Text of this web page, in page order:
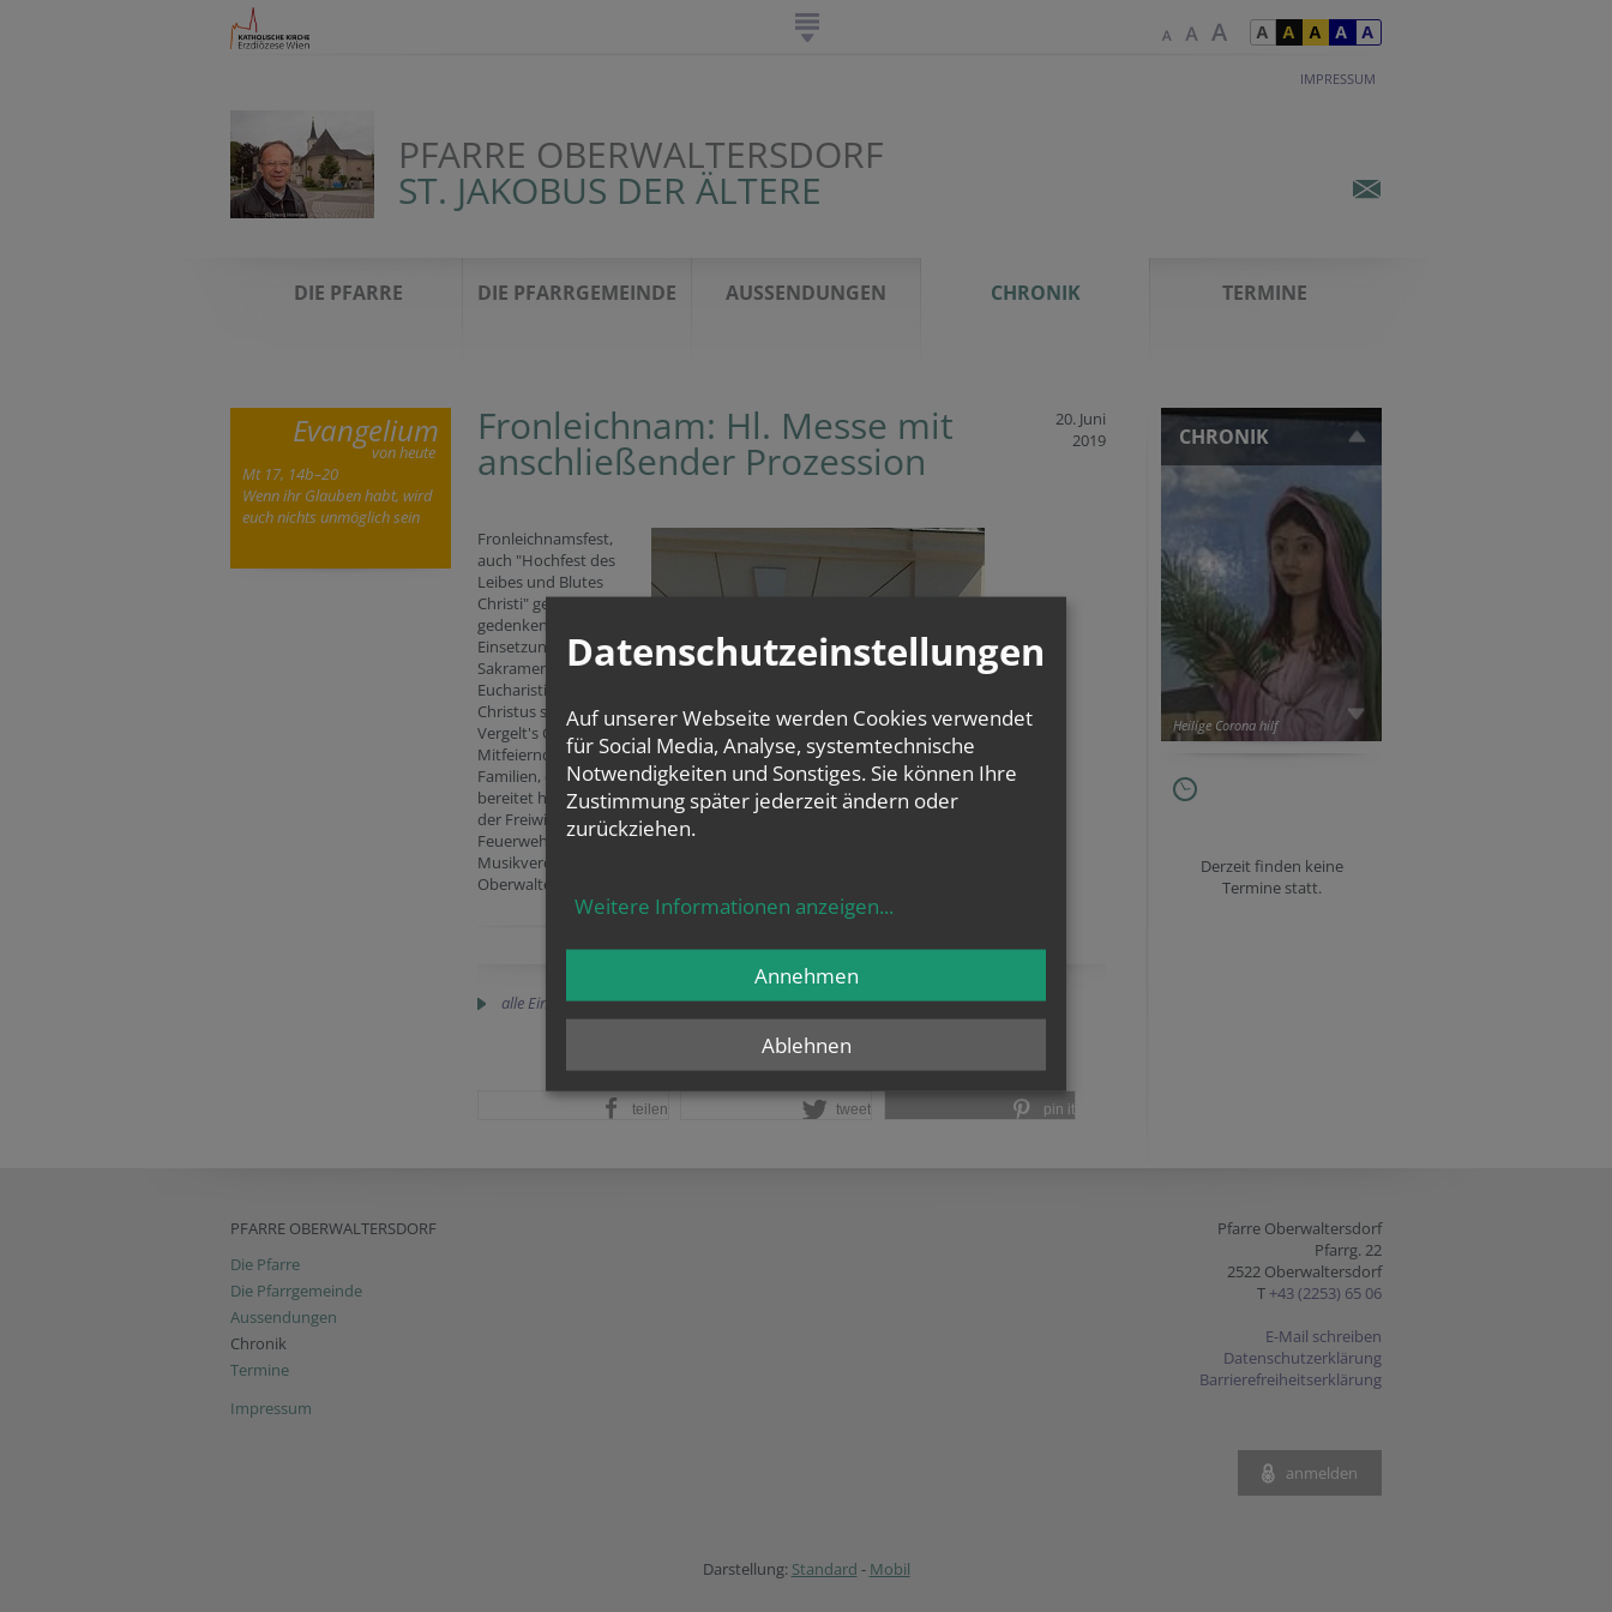
IMPRESSUM
PFARRE OBERWALTERSDORF
ST. JAKOBUS DER ÄLTERE
DIE PFARRE DIE PFARRGEMEINDE AUSSENDUNGEN CHRONIK TERMINE
Evangelium
von heute
Mt 17, 14b–20
Wenn ihr Glauben habt, wird
euch nichts unmöglich sein
Fronleichnam: Hl. Messe mit
anschließender Prozession
20. Juni
2019
Fronleichnamsfest,
auch "Hochfest des
Leibes und Blutes
Christi" genannt. Wir
gedenken der
Einsetzung des
Sakramentes der
Eucharistie durch Jesu
Christus selbst.
Vergelt's Gott allen
Mitfeiernden, den
Familien, die die Altäre
bereitet haben sowie
der Freiwilligen
Feuerwehr und dem
Musikverein
Oberwaltersdorf.
alle Einträge anzeigen
teilen tweet pin it
CHRONIK
Heilige Corona hilf
Derzeit finden keine
Termine statt.
PFARRE OBERWALTERSDORF
Die Pfarre
Die Pfarrgemeinde
Aussendungen
Chronik
Termine
Impressum
Pfarre Oberwaltersdorf
Pfarrg. 22
2522 Oberwaltersdorf
T +43 (2253) 65 06
E-Mail schreiben
Datenschutzerklärung
Barrierefreiheitserklärung
anmelden
Darstellung: Standard - Mobil
Datenschutzeinstellungen
Auf unserer Webseite werden Cookies verwendet
für Social Media, Analyse, systemtechnische
Notwendigkeiten und Sonstiges. Sie können Ihre
Zustimmung später jederzeit ändern oder
zurückziehen.
Weitere Informationen anzeigen...
Ablehnen
Annehmen